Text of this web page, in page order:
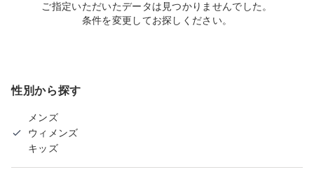
ご指定いただいたデータは見つかりませんでした。
条件を変更してお探しください。
性別から探す
メンズ
ウィメンズ
キッズ